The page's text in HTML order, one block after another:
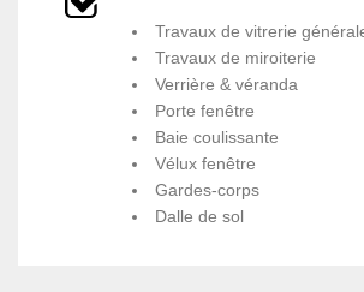
Travaux de vitrerie
Travaux de miroiterie
Verrière & véranda
Porte fenêtre
Baie coulissante
Vélux fenêtre
Gardes-corps
Dalle de sol